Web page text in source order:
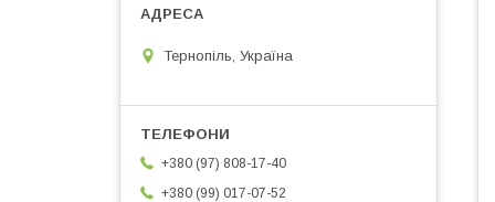
Тернопіль, Україна
+380 (97) 808-17-40
+380 (99) 017-07-52